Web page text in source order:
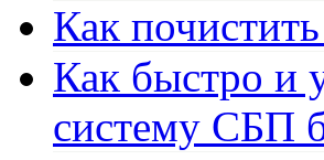
Как
Как быстро и
систему СБП